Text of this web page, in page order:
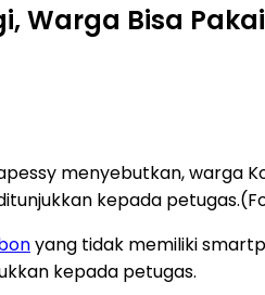
Warga Bisa
menyebutkan, warga
kepada
yang tidak memiliki
kepada petugas.